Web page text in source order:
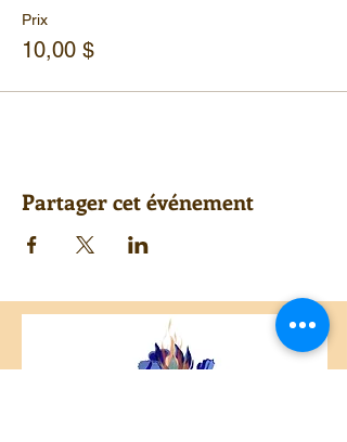
Prix
10,00 $
Partager cet événement